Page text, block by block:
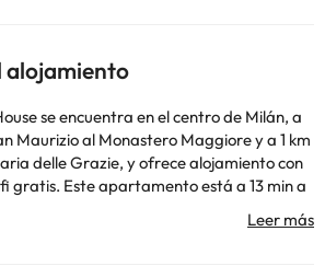
alojamiento
se encuentra en el centro de Milán, a
Maurizio al Monastero Maggiore y a 1 km
delle Grazie, y ofrece alojamiento con
gratis. Este apartamento está a 13 min a
y a 1,3 km de Piazza del Duomo. Este
acondicionado consta de 1 dormitorio, una